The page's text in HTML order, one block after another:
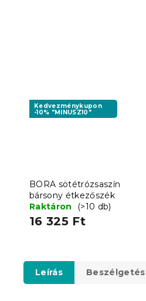
Kedvezménykupon
-10% "MINUSZ10"
BORA sötétrózsaszín
bársony étkezőszék
Raktáron
(>10 db)
16 325 Ft
Leírás Beszélgetés